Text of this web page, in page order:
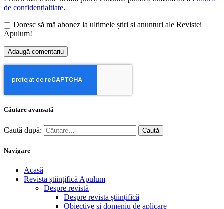
de confidențialtiate.
Doresc să mă abonez la ultimele știri și anunțuri ale Revistei
Apulum!
Căutare avansată
Caută după:
Navigare
Acasă
Revista științifică Apulum
Despre revistă
Despre revista științifică
Obiective și domeniu de aplicare